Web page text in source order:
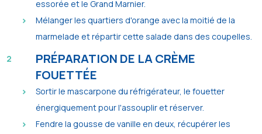
essorée et le Grand Marnier.
Mélanger les quartiers d'orange avec la moitié de la
marmelade et répartir cette salade dans des coupelles.
PRÉPARATION DE LA CRÈME
FOUETTÉE
Sortir le mascarpone du réfrigérateur, le fouetter
énergiquement pour l'assouplir et réserver.
Fendre la gousse de vanille en deux, récupérer les